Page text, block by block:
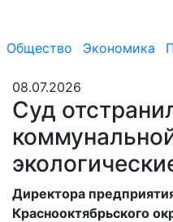
Общество Экономика
08.07.2026
Суд
Директора
Краснооктябрьского